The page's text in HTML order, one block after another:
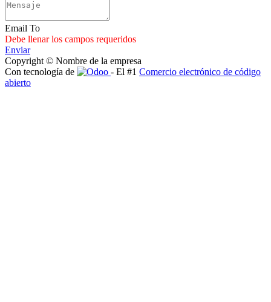
Email To
Debe llenar los campos requeridos
Enviar
Copyright © Nombre de la empresa
Con tecnología de
- El #1 Comercio electrónico de código
abierto